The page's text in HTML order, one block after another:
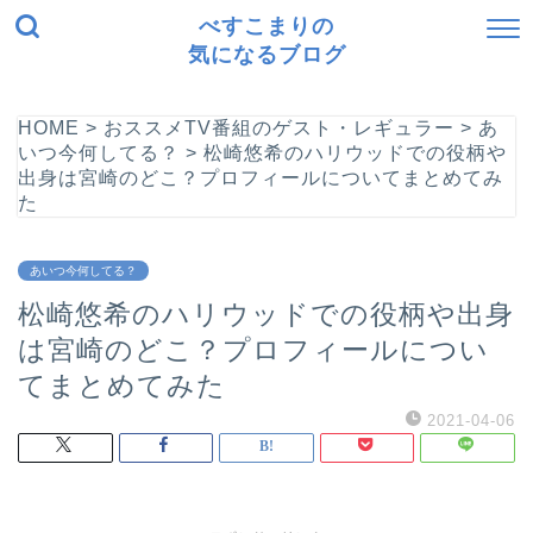
べすこまりの
気になるブログ
HOME > おススメTV番組のゲスト・レギュラー > あ
いつ今何してる？ > 松崎悠希のハリウッドでの役柄や
出身は宮崎のどこ？プロフィールについてまとめてみ
た
あいつ今何してる？
松崎悠希のハリウッドでの役柄や出身
は宮崎のどこ？プロフィールについ
てまとめてみた
2021-04-06